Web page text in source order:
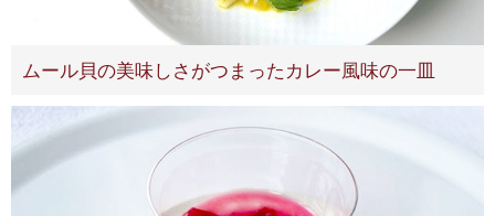
ムール貝の美味しさがつまったカレー風味の一皿